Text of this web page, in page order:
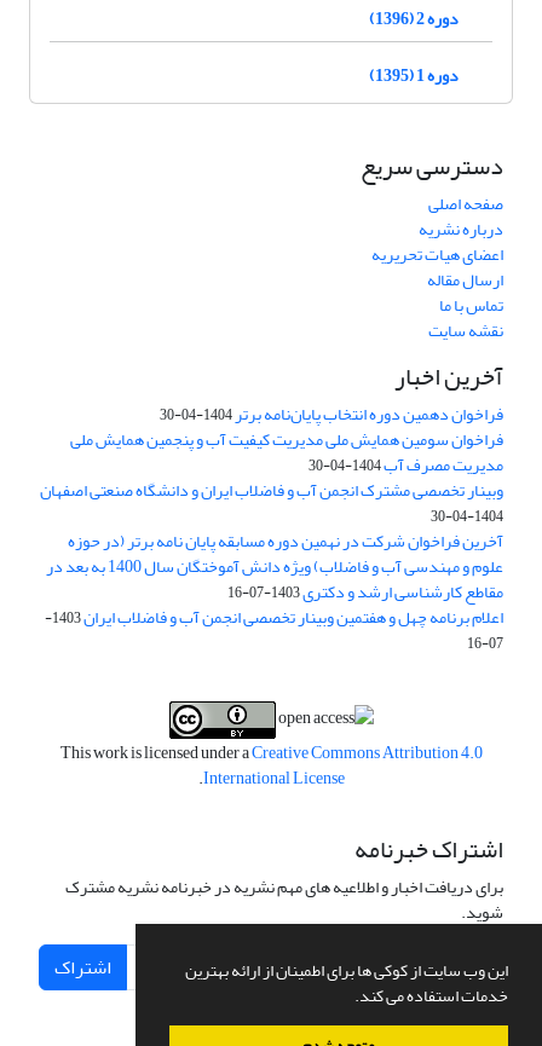
این وب سایت از کوکی ها برای اطمینان از ارائه بهترین
خدمات استفاده می کند.
دوره 2 (1396)
دوره 1 (1395)
دسترسی سریع
صفحه اصلی
درباره نشریه
اعضای هیات تحریریه
ارسال مقاله
تماس با ما
نقشه سایت
آخرین اخبار
فراخوان دهمین دوره انتخاب پایان‌نامه برتر1404-04-30
فراخوان سومین همایش ملی مدیریت کیفیت آب و پنجمین همایش ملی
مدیریت مصرف آب1404-04-30
وبینار تخصصی مشترک انجمن آب و فاضلاب ایران و دانشگاه صنعتی اصفهان
1404-04-30
آخرین فراخوان شرکت در نهمین دوره مسابقه پایان نامه برتر (در حوزه
علوم و مهندسی آب و فاضلاب) ویژه دانش آموختگان سال 1400 به بعد در
مقاطع کارشناسی ارشد و دکتری1403-07-16
اعلام برنامه چهل و هفتمین وبینار تخصصی انجمن آب و فاضلاب ایران
1403-
07-16
This work is licensed under aCreative Commons Attribution 4.0
International License
.
اشتراک خبرنامه
برای دریافت اخبار و اطلاعیه های مهم نشریه در خبرنامه نشریه مشترک
شوید.
اشتراک